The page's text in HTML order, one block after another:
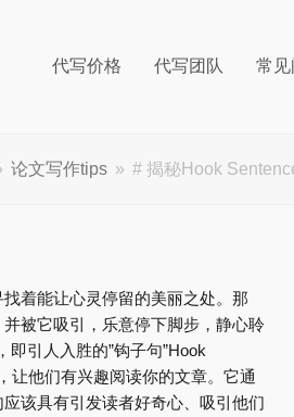
代写价格 代写团队 常见
论文写作tips » # 揭秘Hook
着能让心灵停留的美丽之处。那
被它吸引，乐意停下脚步，静心聆
引人入胜的”钩子句”Hook
让他们有兴趣阅读你的文章。它通
该具有引发读者好奇心、吸引他们